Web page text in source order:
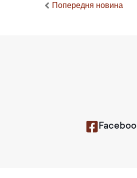
Попередня новина